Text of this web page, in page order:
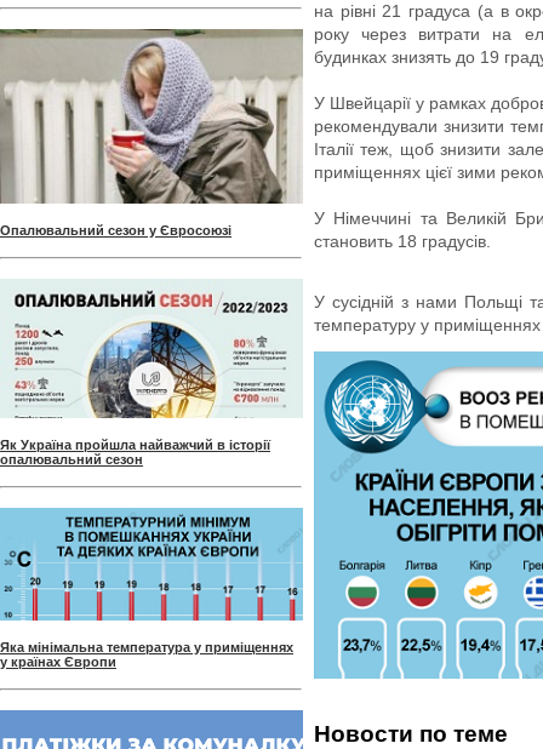
Опалювальний сезон у Євросоюзі
Як Україна пройшла найважчий в історії
опалювальний сезон
Яка мінімальна температура у приміщеннях
у країнах Європи
на рівні 21 градуса (а в
року через витрати на
будинках знизять до 19
У Швейцарії у рамках
рекомендували знизити
Італії теж, щоб знизити
приміщеннях цієї зими
У Німеччині та Великій
становить 18 градусів.
У сусідній з нами Польщі
температуру у приміщеннях
Новости по теме